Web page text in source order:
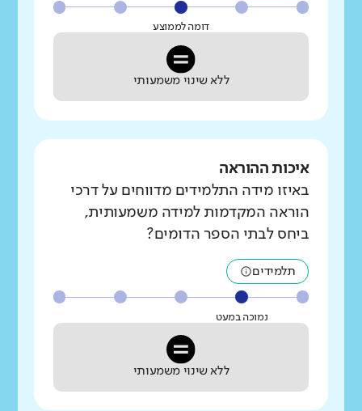
דומה לממוצע
ללא שינוי משמעותי
איכות ההוראה
באיזו מידה התלמידים מדווחים על דרכי
הוראה המקדמות למידה משמעותית,
ביחס לבתי הספר הדומים?
תלמידים
נמוכה במעט
ללא שינוי משמעותי